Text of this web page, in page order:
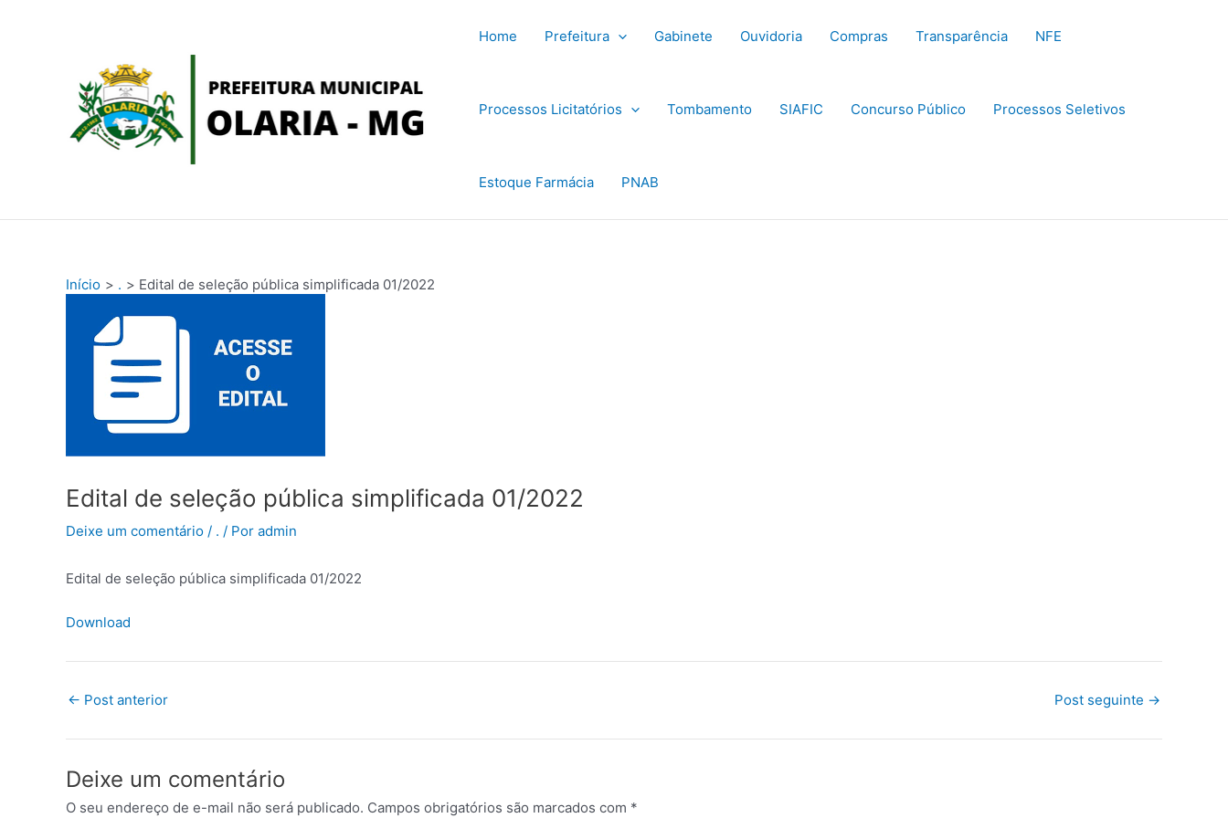
Home Prefeitura Gabinete Ouvidoria Compras Transparência NFE
Processos Licitatórios Tombamento SIAFIC Concurso Público Processos Seletivos
Estoque Farmácia PNAB
Início . Edital de seleção pública simplificada 01/2022
Edital de seleção pública simplificada 01/2022
Deixe um comentário / . / Por admin
Edital de seleção pública simplificada 01/2022
Download
← Post anterior Post seguinte →
Deixe um comentário
O seu endereço de e-mail não será publicado. Campos obrigatórios são marcados com *